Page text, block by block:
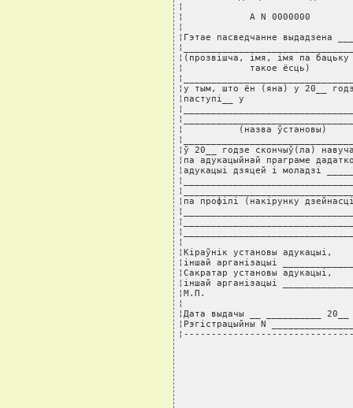
¦
¦            А N 0000000
¦
¦Гэтае пасведчанне выдадзена
¦(прозвiшча, iмя, iмя па бацьку
¦            такое ёсць)
¦у тым, што ён (яна) у
¦паступi__ у
¦          (назва ўстановы)
¦ў 20__ годзе скончыў(ла)
¦па адукацыйнай праграме
¦адукацыi дзяцей i моладзi
¦па профiлi (накiрунку
¦
¦Кiраўнiк установы адукацыi,
¦iншай арганiзацыi
¦Сакратар установы адукацыi,
¦iншай арганiзацыi
¦М.П.
¦
¦Дата выдачы __ __________
¦Рэгiстрацыйны N